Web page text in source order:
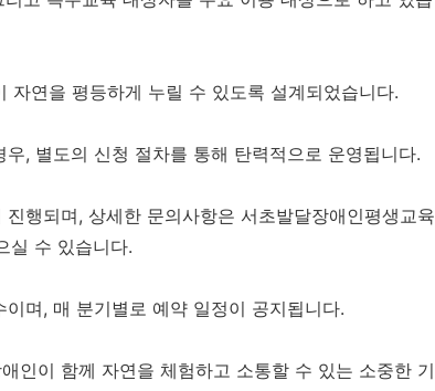
연을 평등하게 누릴 수 있도록 설계되었습니다.
, 별도의 신청 절차를 통해 탄력적으로 운영됩니다.
행되며, 상세한 문의사항은 서초발달장애인평생교육
실 수 있습니다.
며, 매 분기별로 예약 일정이 공지됩니다.
인이 함께 자연을 체험하고 소통할 수 있는 소중한 기